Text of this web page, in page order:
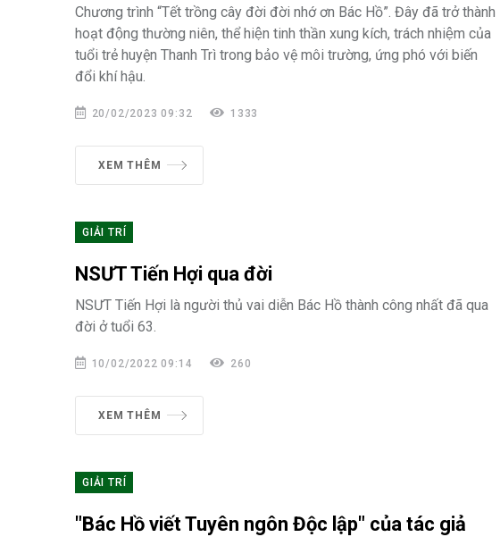
Chương trình “Tết trồng cây đời đời nhớ ơn Bác Hồ”. Đây đã trở thành
hoạt động thường niên, thể hiện tinh thần xung kích, trách nhiệm của
tuổi trẻ huyện Thanh Trì trong bảo vệ môi trường, ứng phó với biến
đổi khí hậu.
20/02/2023 09:32 1333
XEM THÊM
GIẢI TRÍ
NSƯT Tiến Hợi qua đời
NSƯT Tiến Hợi là người thủ vai diễn Bác Hồ thành công nhất đã qua
đời ở tuổi 63.
10/02/2022 09:14 260
XEM THÊM
GIẢI TRÍ
"Bác Hồ viết Tuyên ngôn Độc lập" của tác giả